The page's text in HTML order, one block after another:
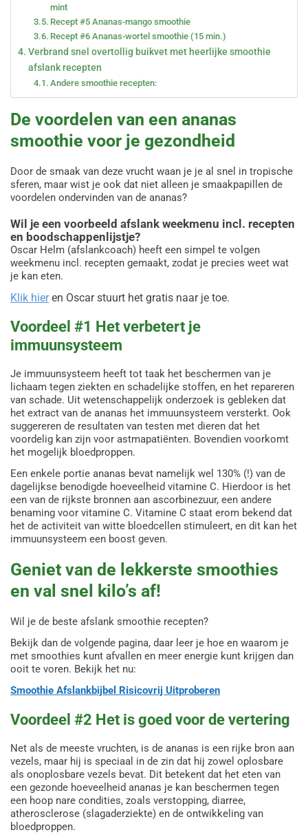
mint
Recept #5 Ananas-mango smoothie
Recept #6 Ananas-wortel smoothie (15 min.)
Verbrand snel overtollig buikvet met heerlijke smoothie
afslank recepten
Andere smoothie recepten:
De voordelen van een ananas
smoothie voor je gezondheid
Door de smaak van deze vrucht waan je je al snel in tropische
sferen, maar wist je ook dat niet alleen je smaakpapillen de
voordelen ondervinden van de ananas?
Wil je een voorbeeld afslank weekmenu incl. recepten
en boodschappenlijstje?
Oscar Helm (afslankcoach) heeft een simpel te volgen
weekmenu incl. recepten gemaakt, zodat je precies weet wat
je kan eten.
Klik hieren Oscar stuurt het gratis naar je toe.
Voordeel #1 Het verbetert je
immuunsysteem
Je immuunsysteem heeft tot taak het beschermen van je
lichaam tegen ziekten en schadelijke stoffen, en het repareren
van schade. Uit wetenschappelijk onderzoek is gebleken dat
het extract van de ananas het immuunsysteem versterkt. Ook
suggereren de resultaten van testen met dieren dat het
voordelig kan zijn voor astmapatiënten. Bovendien voorkomt
het mogelijk bloedproppen.
Een enkele portie ananas bevat namelijk wel 130% (!) van de
dagelijkse benodigde hoeveelheid vitamine C. Hierdoor is het
een van de rijkste bronnen aan ascorbinezuur, een andere
benaming voor vitamine C. Vitamine C staat erom bekend dat
het de activiteit van witte bloedcellen stimuleert, en dit kan het
immuunsysteem een boost geven.
Geniet van de lekkerste smoothies
en val snel kilo’s af!
Wil je de beste afslank smoothie recepten?
Bekijk dan de volgende pagina, daar leer je hoe en waarom je
met smoothies kunt afvallen en meer energie kunt krijgen dan
ooit te voren. Bekijk het nu:
Smoothie Afslankbijbel Risicovrij Uitproberen
Voordeel #2 Het is goed voor de vertering
Net als de meeste vruchten, is de ananas is een rijke bron aan
vezels, maar hij is speciaal in de zin dat hij zowel oplosbare
als onoplosbare vezels bevat. Dit betekent dat het eten van
een gezonde hoeveelheid ananas je kan beschermen tegen
een hoop nare condities, zoals verstopping, diarree,
atherosclerose (slagaderziekte) en de ontwikkeling van
bloedproppen.